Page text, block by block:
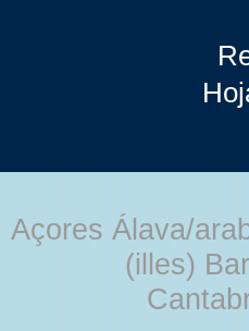
Açores Álava/
(illes)